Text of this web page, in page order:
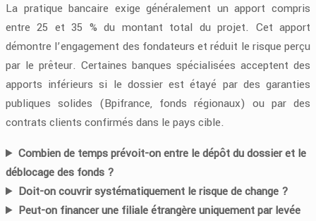
La pratique bancaire exige généralement un apport compris
entre 25 et 35 % du montant total du projet. Cet apport
démontre l’engagement des fondateurs et réduit le risque perçu
par le prêteur. Certaines banques spécialisées acceptent des
apports inférieurs si le dossier est étayé par des garanties
publiques solides (Bpifrance, fonds régionaux) ou par des
contrats clients confirmés dans le pays cible.
Combien de temps prévoit-on entre le dépôt du dossier et le
déblocage des fonds ?
Doit-on couvrir systématiquement le risque de change ?
Peut-on financer une filiale étrangère uniquement par levée